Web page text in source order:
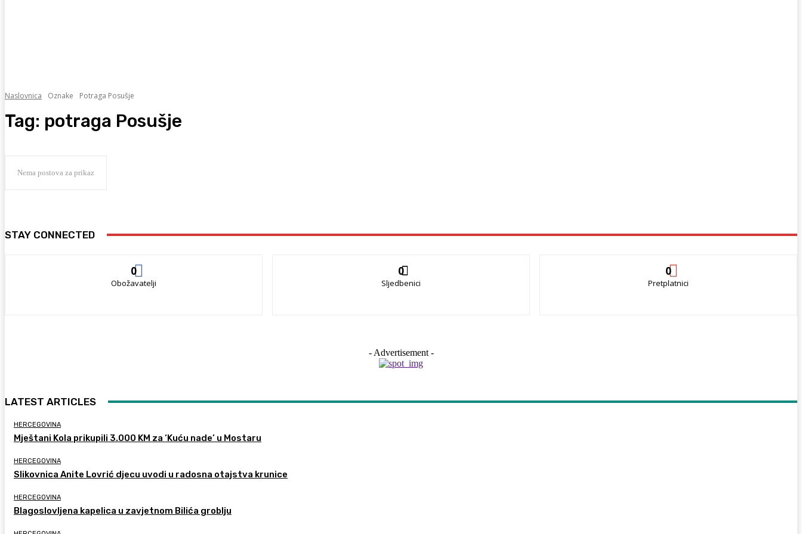
Naslovnica Oznake Potraga Posušje
Tag: potraga Posušje
Nema postova za prikaz
STAY CONNECTED
0
Obožavatelji
0
Sljedbenici
0
Pretplatnici
- Advertisement -
LATEST ARTICLES
HERCEGOVINA
Mještani Kola prikupili 3.000 KM za ‘Kuću nade’ u Mostaru
HERCEGOVINA
Slikovnica Anite Lovrić djecu uvodi u radosna otajstva krunice
HERCEGOVINA
Blagoslovljena kapelica u zavjetnom Bilića groblju